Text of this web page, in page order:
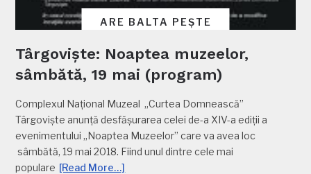
ARE BALTA PEȘTE
Târgoviște: Noaptea muzeelor,
sâmbătă, 19 mai (program)
Complexul Naţional Muzeal „Curtea Domnească”
Târgovişte anunţă desfăşurarea celei de-a XIV-a ediţii a
evenimentului „Noaptea Muzeelor” care va avea loc
sâmbătă, 19 mai 2018. Fiind unul dintre cele mai
populare [Read More…]